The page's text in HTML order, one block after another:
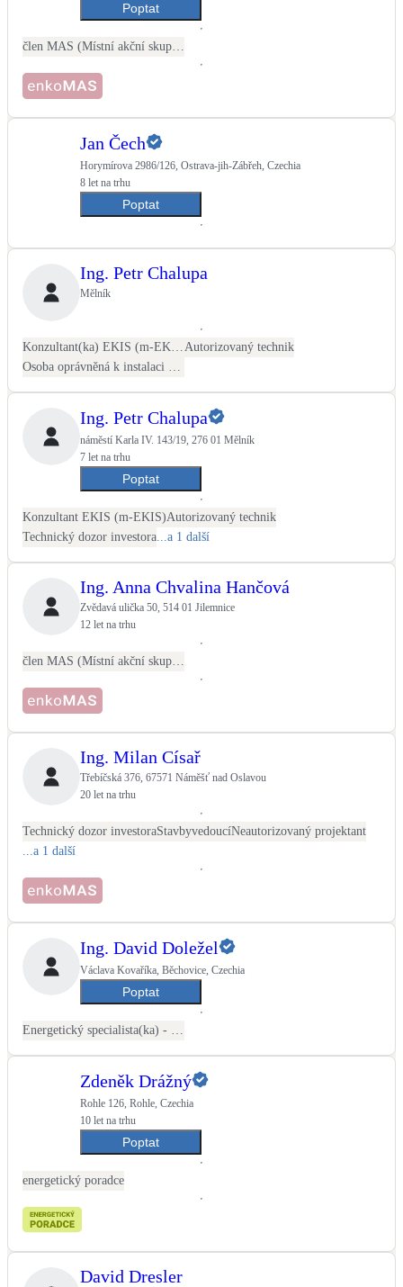
Poptat
Jan Čech
Horymírova 2986/126, Ostrava-jih-Zábřeh, Czechia
8 let na trhu
Poptat
Ing. Petr Chalupa
Mělník
Autorizovaný technik
Ing. Petr Chalupa
náměstí Karla IV. 143/19, 276 01 Mělník
7 let na trhu
Poptat
Konzultant EKIS (m-EKIS)Autorizovaný technik
Technický dozor investora ...a 1 další
Ing. Anna Chvalina Hančová
Zvědavá ulička 50, 514 01 Jilemnice
12 let na trhu
Ing. Milan Císař
Třebíčská 376, 67571 Náměšť nad Oslavou
20 let na trhu
Technický dozor investoraStavbyvedoucíNeautorizovaný projektant
...a 1 další
Ing. David Doležel
Václava Kovaříka, Běchovice, Czechia
Poptat
Zdeněk Drážný
Rohle 126, Rohle, Czechia
10 let na trhu
Poptat
energetický poradce
David Dresler